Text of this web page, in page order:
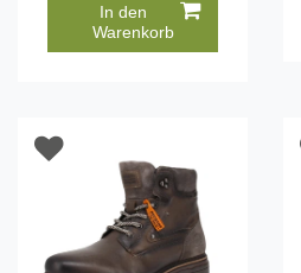
In den
Warenkorb